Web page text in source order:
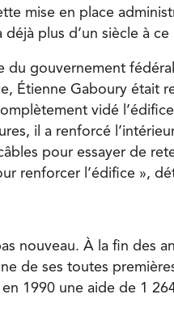
mise en place
plus d’un siècle à
du gouvernement
Étienne Gaboury était
vidé
il a renforcé
pour essayer de
renforcer l’édifice »,
nouveau. À la fin des
de ses toutes
1990 une aide de 1